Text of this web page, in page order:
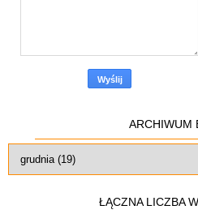
ARCHIWUM
ŁĄCZNA LICZBA